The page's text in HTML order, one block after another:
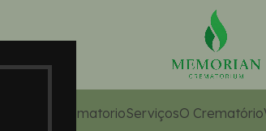
Home – CrematorioServiçosO Crematório